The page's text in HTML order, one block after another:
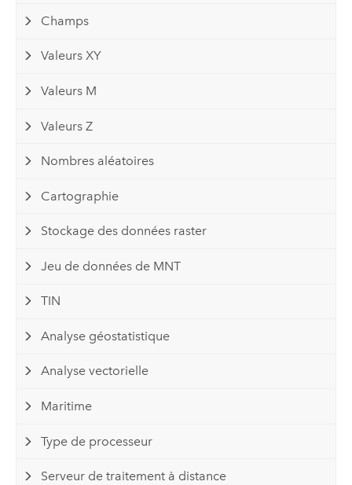
Champs
Valeurs XY
Valeurs M
Valeurs Z
Nombres aléatoires
Cartographie
Stockage des données raster
Jeu de données de MNT
TIN
Analyse géostatistique
Analyse vectorielle
Maritime
Type de processeur
Serveur de traitement à distance